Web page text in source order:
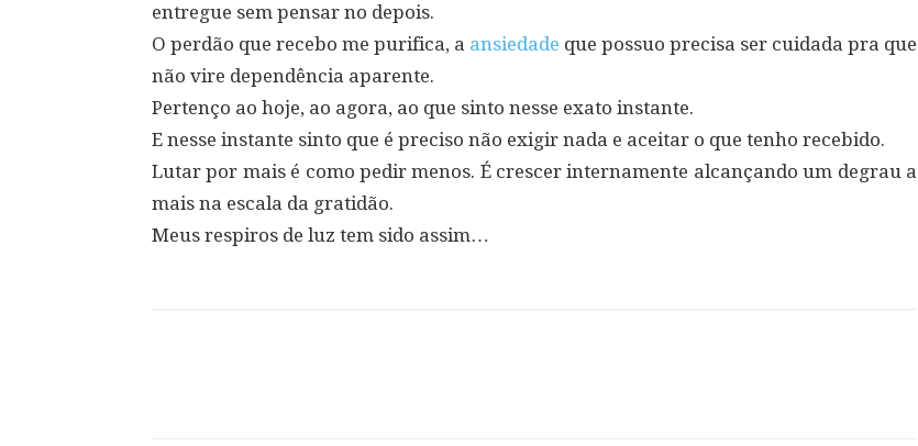
entregue sem pensar no depois.
O perdão que recebo me purifica, a ansiedade que possuo precisa ser cuidada pra que
não vire dependência aparente.
Pertenço ao hoje, ao agora, ao que sinto nesse exato instante.
E nesse instante sinto que é preciso não exigir nada e aceitar o que tenho recebido.
Lutar por mais é como pedir menos. É crescer internamente alcançando um degrau a
mais na escala da gratidão.
Meus respiros de luz tem sido assim…